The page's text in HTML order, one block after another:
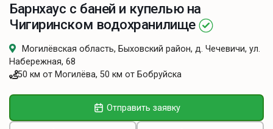
Барнхаус с баней и купелью на
Чигиринском водохранилище
Могилёвская область, Быховский район, д. Чечевичи, ул.
Набережная, 68
50 км от Могилёва, 50 км от Бобруйска
Отправить заявку